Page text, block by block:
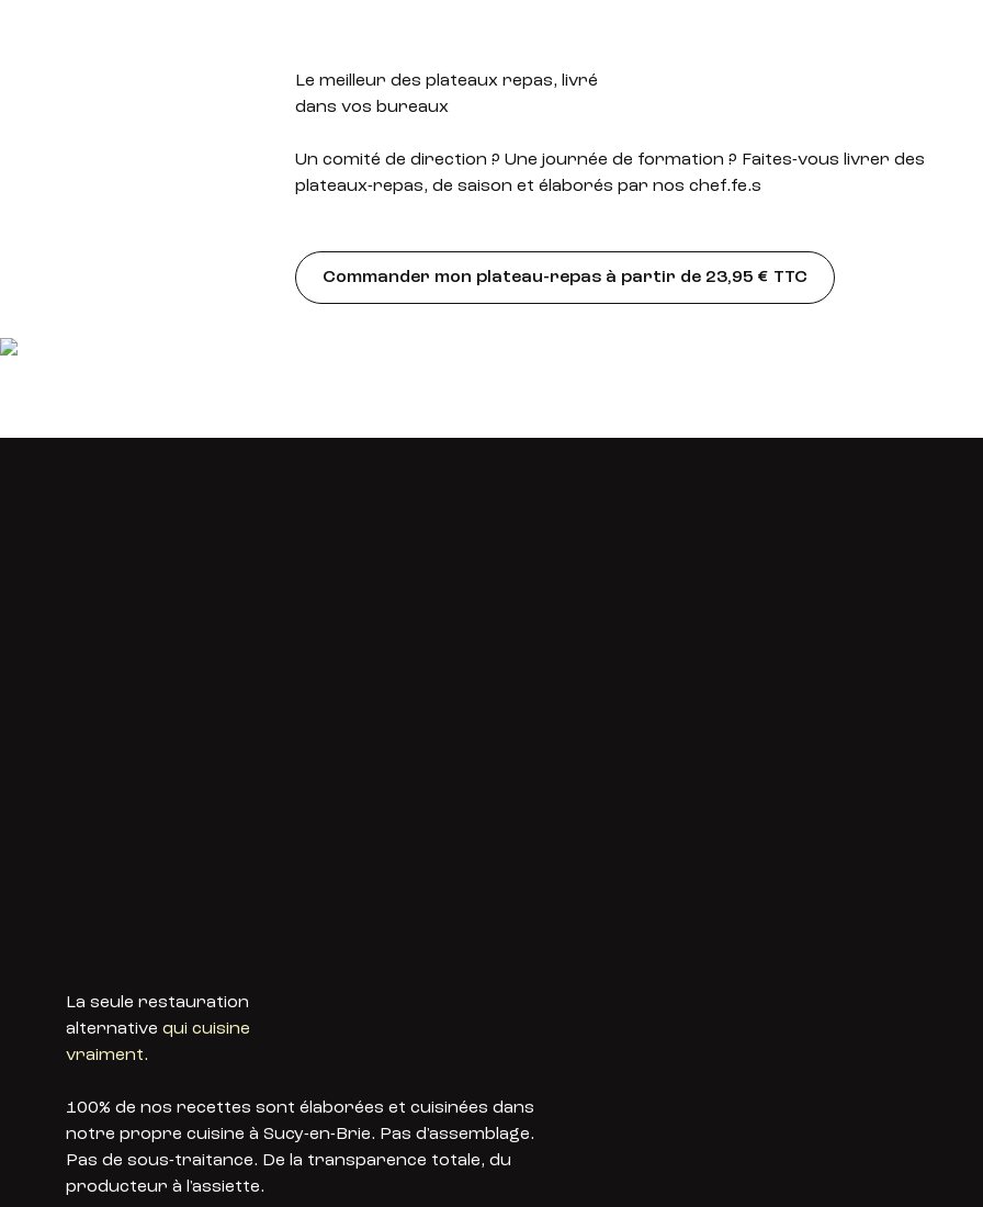
Le meilleur des plateaux repas, livré
dans vos bureaux
Un comité de direction ? Une journée de formation ? Faites-vous livrer des
plateaux-repas, de saison et élaborés par nos chef.fe.s
Commander mon plateau-repas à partir de 23,95 € TTC
La seule restauration
alternative qui cuisine
vraiment.
100% de nos recettes sont élaborées et cuisinées dans
notre propre cuisine à Sucy-en-Brie. Pas d'assemblage.
Pas de sous-traitance. De la transparence totale, du
producteur à l'assiette.